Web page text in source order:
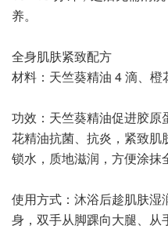
养。
全身肌肤紧致配方
材料：天竺葵精油 4 滴、橙
功效：天竺葵精油促进胶原
花精油抗菌、抗炎，紧致肌
锁水，质地滋润，方便涂抹
使用方式：沐浴后趁肌肤湿
身，双手从脚踝向大腿、